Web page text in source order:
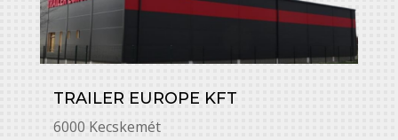
TRAILER EUROPE KFT
6000 Kecskemét